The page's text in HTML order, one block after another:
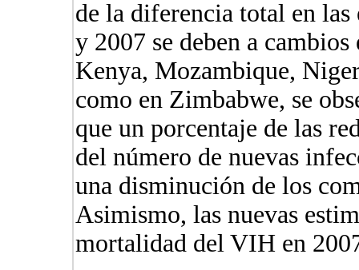
de la diferencia total en
y 2007 se deben a
Kenya, Mozambique,
como en Zimbabwe, se
que un porcentaje de las
del número de nuevas
una disminución de los
Asimismo, las nuevas
mortalidad del VIH en